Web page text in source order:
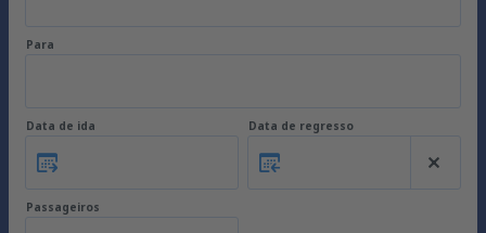
Para
Data de ida Data de regresso
Passageiros